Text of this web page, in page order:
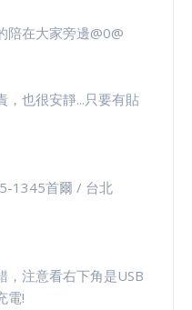
陪在大家旁邊@0@
，也很安靜...只要有貼
1345首爾 / 台北
，注意看右下角是USB
電!